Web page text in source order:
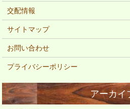
交配情報
サイトマップ
お問い合わせ
プライバシーポリシー